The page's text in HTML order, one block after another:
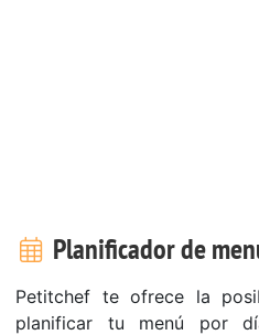
Planificador de
Petitchef te ofrece la
planificar tu menú por